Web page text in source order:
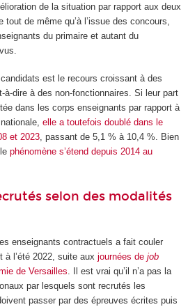
de la situation par rapport aux deux
de même qu’à l’issue des concours,
du primaire et autant du
est le recours croissant à des
à-dire à des non-fonctionnaires. Si leur part
dans les corps enseignants par rapport à
elle a toutefois doublé dans le
et 2023, passant de 5,1 % à 10,4 %. Bien
phénomène s’étend depuis 2014 au
selon des modalités
enseignants contractuels a fait couler
à l’été 2022, suite aux journées de job
de Versailles. Il est vrai qu’il n’a pas la
par lesquels sont recrutés les
passer par des épreuves écrites puis